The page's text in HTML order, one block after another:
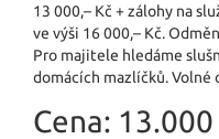
13 000,– Kč + zálohy na
ve výši 16 000,– Kč.
Pro majitele hledáme
domácích mazlíčků. Volné
Cena: 13.000